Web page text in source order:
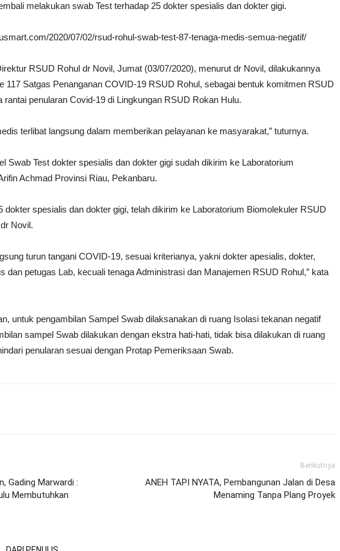
melakukan swab Test terhadap 25 dokter spesialis dan dokter gigi.
2020/07/02/rsud-rohul-swab-test-87-tenaga-medis-semua-negatif/
RSUD Rohul dr Novil, Jumat (03/07/2020), menurut dr Novil, dilakukannya
117 Satgas Penanganan COVID-19 RSUD Rohul, sebagai bentuk komitmen RSUD
penularan Covid-19 di Lingkungan RSUD Rokan Hulu.
terlibat langsung dalam memberikan pelayanan ke masyarakat,” tuturnya.
Swab Test dokter spesialis dan dokter gigi sudah dikirim ke Laboratorium
Achmad Provinsi Riau, Pekanbaru.
dokter spesialis dan dokter gigi, telah dikirim ke Laboratorium Biomolekuler RSUD
Novil.
turun tangani COVID-19, sesuai kriterianya, yakni dokter apesialis, dokter,
dan petugas Lab, kecuali tenaga Administrasi dan Manajemen RSUD Rohul,” kata
untuk pengambilan Sampel Swab dilaksanakan di ruang Isolasi tekanan negatif
sampel Swab dilakukan dengan ekstra hati-hati, tidak bisa dilakukan di ruang
penularan sesuai dengan Protap Pemeriksaan Swab.
Gading Marwardi :
Membutuhkan
Berikutnya
ANEH TAPI NYATA, Pembangunan Jalan di Desa
Menaming Tanpa Plang Proyek